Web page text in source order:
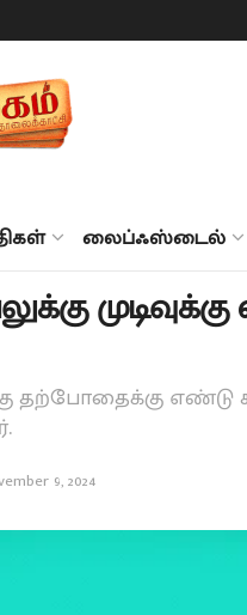
லைப்ஃஸ்டைல்
தற்போதைக்கு
9, 2024